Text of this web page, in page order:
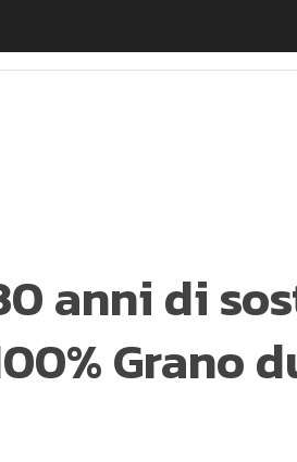
anni di
Grano